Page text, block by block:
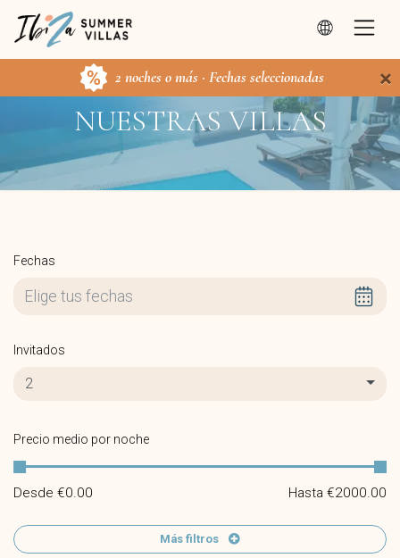
2 noches o más · Fechas seleccionadas ×
NUESTRAS VILLAS
Fechas
Invitados
2
Precio medio por noche
Desde €0.00 Hasta €2000.00
Más filtros